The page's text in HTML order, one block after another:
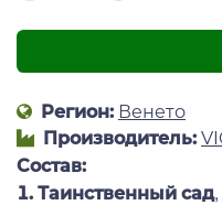
Регион: Венето
Производитель:
Состав:
1. Таинственный сад